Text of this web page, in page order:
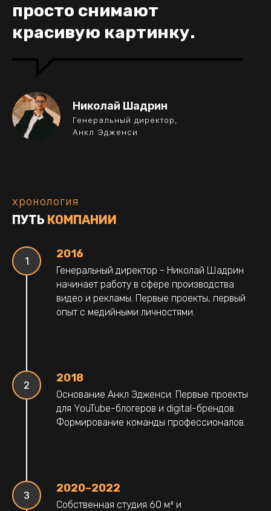
просто снимают
красивую картинку.
Николай Шадрин
Генеральный директор,
Анкл Эдженси
хронология
ПУТЬ КОМПАНИИ
2016
Генеральный директор - Николай Шадрин
начинает работу в сфере производства
видео и рекламы. Первые проекты, первый
опыт с медийными личностями.
2018
Основание Анкл Эдженси. Первые проекты
для YouTube-блогеров и digital-брендов.
Формирование команды профессионалов.
2020–2022
Собственная студия 60 м² и